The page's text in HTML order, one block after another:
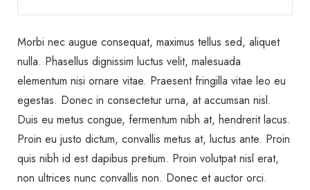
Morbi nec augue consequat, maximus tellus sed, aliquet
nulla. Phasellus dignissim luctus velit, malesuada
elementum nisi ornare vitae. Praesent fringilla vitae leo eu
egestas. Donec in consectetur urna, at accumsan nisl.
Duis eu metus congue, fermentum nibh at, hendrerit lacus.
Proin eu justo dictum, convallis metus at, luctus ante. Proin
quis nibh id est dapibus pretium. Proin volutpat nisl erat,
non ultrices nunc convallis non. Donec et auctor orci.